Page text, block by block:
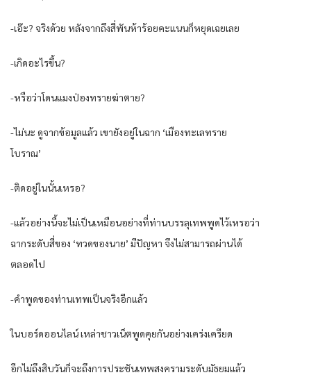
-เอ๊ะ? จริงด้วย หลังจากถึงสี่พันห้าร้อยคะแนนก็หยุดเฉยเลย
-เกิดอะไรขึ้น?
-หรือว่าโดนแมงป่องทรายฆ่าตาย?
-ไม่นะ ดูจากข้อมูลแล้ว เขายังอยู่ในฉาก ‘เมืองทะเลทราย
โบราณ’
-ติดอยู่ในนั้นเหรอ?
-แล้วอย่างนี้จะไม่เป็นเหมือนอย่างที่ท่านบรรลุเทพพูดไว้เหรอว่า
ฉากระดับสี่ของ ‘ทวดของนาย’ มีปัญหา จึงไม่สามารถผ่านได้
ตลอดไป
-คำพูดของท่านเทพเป็นจริงอีกแล้ว
ในบอร์ดออนไลน์ เหล่าชาวเน็ตพูดคุยกันอย่างเคร่งเครียด
อีกไม่ถึงสิบวันก็จะถึงการประชันเทพสงครามระดับมัธยมแล้ว